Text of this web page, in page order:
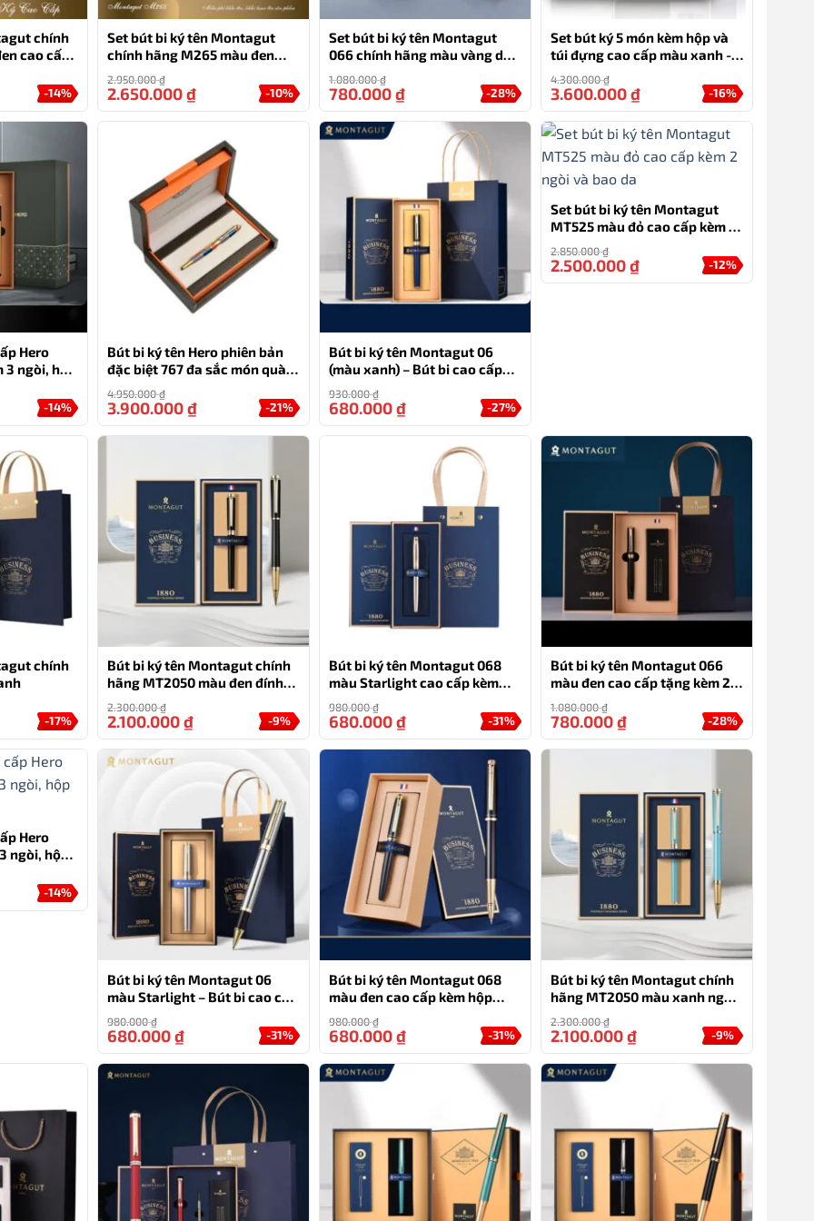
không chỉ là công cụ viết mà còn là một phụ kiện thời
thương hiệu
bút Montagut chính hãng
uy tín. Điều này
vụ hỗ trợ khách hàng tốt nhất.
HỖ TRỢ
quà tặng tuyệt vời cho gia đình, bạn bè hoặc đối tác
chắn ghi điểm trong mắt người nhận. Tặng một chiếc
cụ viết, mà còn là gửi gắm thông điệp về sự trân
chính
cao cấp
-14%
Set bút bi ký tên Montagut
chính hãng M265 màu đen
đính đá cao cấp
2.950.000₫
-10%
2.650.000₫
Set bút bi ký tên Montagut
066 chính hãng màu vàng dập
vân
1.080.000₫
-28%
780.000₫
Set bút ký 5 món kèm hộp và
túi đựng cao cấp màu xanh -
MT36
4.300.000₫
-16%
3.600.000₫
Hero
3 ngòi, hộp
-14%
Bút bi ký tên Hero phiên bản
đặc biệt 767 đa sắc món quà
4.950.000₫
-21%
3.900.000₫
Bút bi ký tên Montagut 06
(màu xanh) – Bút bi cao cấp
930.000₫
-27%
680.000₫
Set bút bi ký tên Montagut
MT525 màu đỏ cao cấp kèm 2
2.850.000₫
-12%
2.500.000₫
chính
-17%
Bút bi ký tên Montagut chính
hãng MT2050 màu đen đính
đá quà tặng cá nhân
2.300.000₫
-9%
2.100.000₫
Bút bi ký tên Montagut 068
màu Starlight cao cấp kèm
hộp đựng và túi
980.000₫
-31%
680.000₫
Bút bi ký tên Montagut 066
màu đen cao cấp tặng kèm 2
ngòi thay thế
1.080.000₫
-28%
780.000₫
Hero
ngòi, hộp
-14%
Bút bi ký tên Montagut 06
màu Starlight – Bút bi cao cấp
980.000₫
-31%
680.000₫
Bút bi ký tên Montagut 068
màu đen cao cấp kèm hộp
980.000₫
-31%
680.000₫
Bút bi ký tên Montagut chính
hãng MT2050 màu xanh ngọc
2.300.000₫
-9%
2.100.000₫